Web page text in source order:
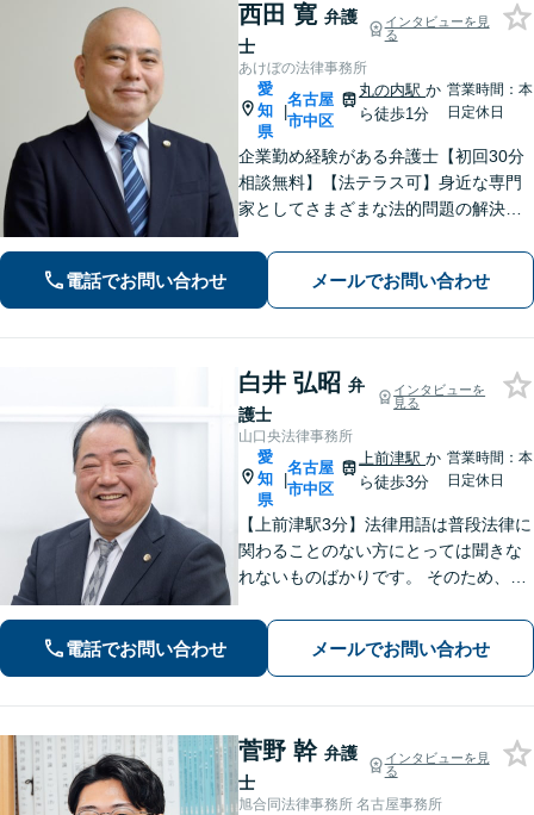
西田 寛 弁護
士
インタビューを見
る
あけぼの法律事務所
愛
知
県
|
名古屋
市中区
丸の内駅か
ら徒歩1分
営業時間：本
日定休日
企業勤め経験がある弁護士【初回30分
相談無料】【法テラス可】身近な専門
家としてさまざまな法的問題の解決に
さまに寄り添いながらご納得頂けるま
でとことん対応！私に一度ご相談くだ
さい。【休日・夜間対応】
電話でお問い合わせ メールでお問い合わせ
白井 弘昭 弁
護士
インタビューを
見る
山口央法律事務所
愛
知
県
|
名古屋
市中区
上前津駅か
ら徒歩3分
営業時間：本
日定休日
【上前津駅3分】法律用語は普段法律に
関わることのない方にとっては聞きな
れないものばかりです。 そのため、な
からの対応を説明させていただきま
す。最善の解決策は何なのかを共に考
え、解決までサポートさせていただき
ます。
電話でお問い合わせ メールでお問い合わせ
菅野 幹 弁護
士
インタビューを見
る
旭合同法律事務所 名古屋事務所